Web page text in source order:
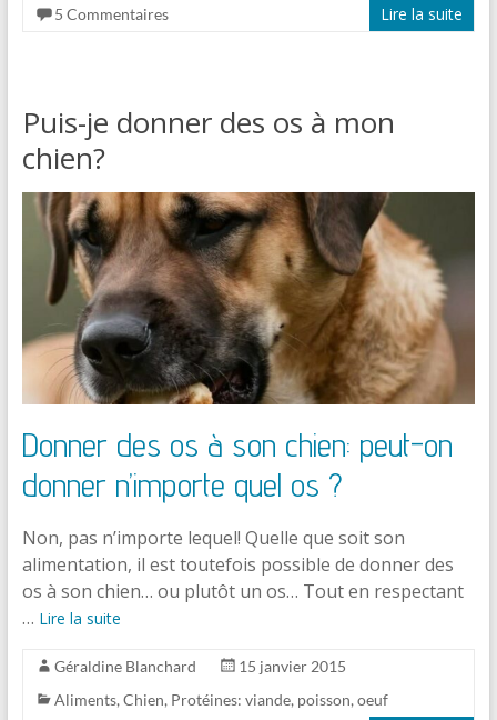
5 Commentaires
Lire la suite
Puis-je donner des os à mon
chien?
Donner des os à son chien: peut-on
donner n’importe quel os ?
Non, pas n’importe lequel! Quelle que soit son
alimentation, il est toutefois possible de donner des
os à son chien… ou plutôt un os… Tout en respectant
… Lire la suite
Géraldine Blanchard
15 janvier 2015
Aliments, Chien, Protéines: viande, poisson, oeuf